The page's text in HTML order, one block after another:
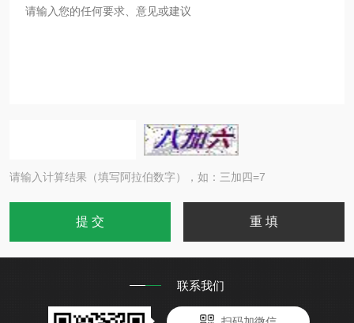
请输入计算结果（填写阿拉伯数字），如：三加四=7
联系我们